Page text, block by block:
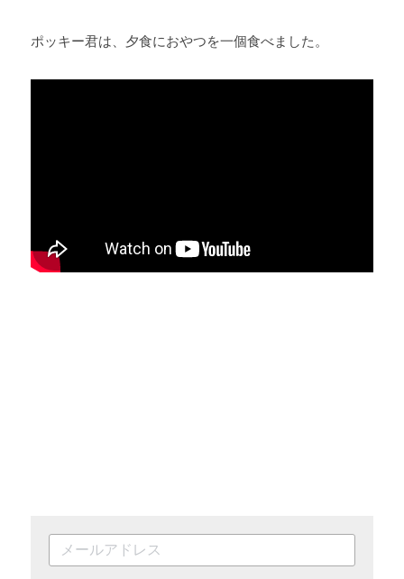
ポッキー君は、夕食におやつを一個食べました。